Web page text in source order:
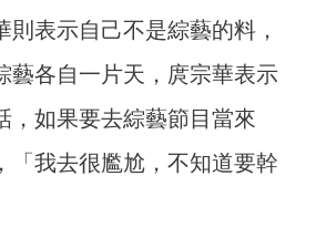
則表示自己不是綜藝的料，
藝各自一片天，庹宗華表示
，如果要去綜藝節目當來
「我去很尷尬，不知道要幹